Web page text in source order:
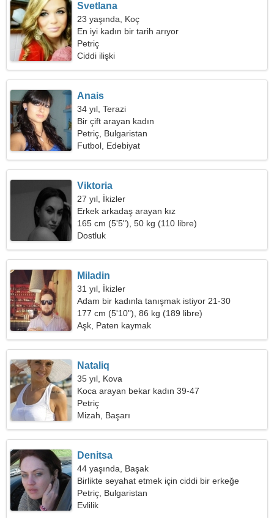
Svetlana
23 yaşında, Koç
En iyi kadın bir tarih arıyor
Petriç
Ciddi ilişki
Anais
34 yıl, Terazi
Bir çift arayan kadın
Petriç, Bulgaristan
Futbol, Edebiyat
Viktoria
27 yıl, İkizler
Erkek arkadaş arayan kız
165 cm (5'5"), 50 kg (110 libre)
Dostluk
Miladin
31 yıl, İkizler
Adam bir kadınla tanışmak istiyor 21-30
177 cm (5'10"), 86 kg (189 libre)
Aşk, Paten kaymak
Nataliq
35 yıl, Kova
Koca arayan bekar kadın 39-47
Petriç
Mizah, Başarı
Denitsa
44 yaşında, Başak
Birlikte seyahat etmek için ciddi bir erkeğe
ihtiyacım var
Petriç, Bulgaristan
Evlilik